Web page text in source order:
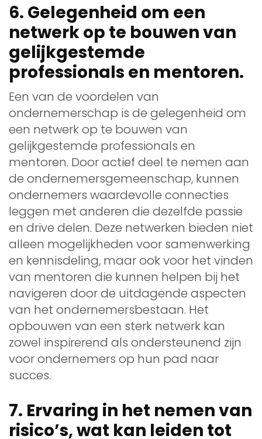
6. Gelegenheid om een
netwerk op te bouwen van
gelijkgestemde
professionals en mentoren.
Een van de voordelen van
ondernemerschap is de gelegenheid om
een netwerk op te bouwen van
gelijkgestemde professionals en
mentoren. Door actief deel te nemen aan
de ondernemersgemeenschap, kunnen
ondernemers waardevolle connecties
leggen met anderen die dezelfde passie
en drive delen. Deze netwerken bieden niet
alleen mogelijkheden voor samenwerking
en kennisdeling, maar ook voor het vinden
van mentoren die kunnen helpen bij het
navigeren door de uitdagende aspecten
van het ondernemersbestaan. Het
opbouwen van een sterk netwerk kan
zowel inspirerend als ondersteunend zijn
voor ondernemers op hun pad naar
succes.
7. Ervaring in het nemen van
risico’s, wat kan leiden tot